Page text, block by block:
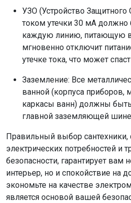
УЗО (Устройство
током утечки 30 мА должно
каждую линию, питающую
мгновенно отключит
утечке тока, что может
Заземление: Все
ванной (корпуса приборов,
каркасы ванн) должны
главной заземляющей
Правильный выбор сантехники,
электрических потребностей и
безопасности, гарантирует вам
интерьер, но и спокойствие на
экономьте на качестве
является основой вашей